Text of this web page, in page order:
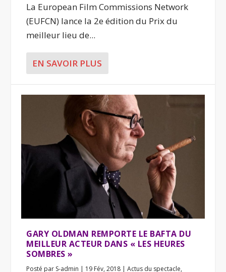
La European Film Commissions Network
(EUFCN) lance la 2e édition du Prix du
meilleur lieu de...
EN SAVOIR PLUS
GARY OLDMAN REMPORTE LE BAFTA DU
MEILLEUR ACTEUR DANS « LES HEURES
SOMBRES »
Posté par S-admin | 19 Fév, 2018 |Actus du spectacle,